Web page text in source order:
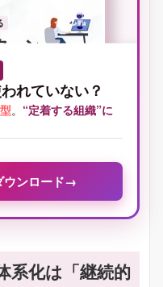
れていない？
。 “定着する組織”に
ンロード→
系化は「継続的